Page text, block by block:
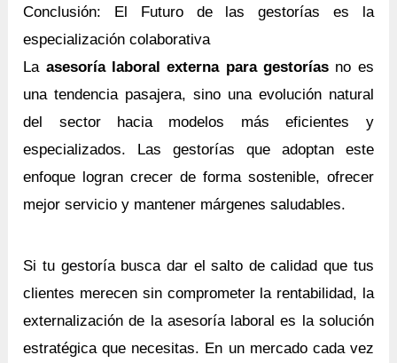
Conclusión: El Futuro de las gestorías es la
especialización colaborativa
La asesoría laboral externa para gestorías no es
una tendencia pasajera, sino una evolución natural
del sector hacia modelos más eficientes y
especializados. Las gestorías que adoptan este
enfoque logran crecer de forma sostenible, ofrecer
mejor servicio y mantener márgenes saludables.
Si tu gestoría busca dar el salto de calidad que tus
clientes merecen sin comprometer la rentabilidad, la
externalización de la asesoría laboral es la solución
estratégica que necesitas. En un mercado cada vez